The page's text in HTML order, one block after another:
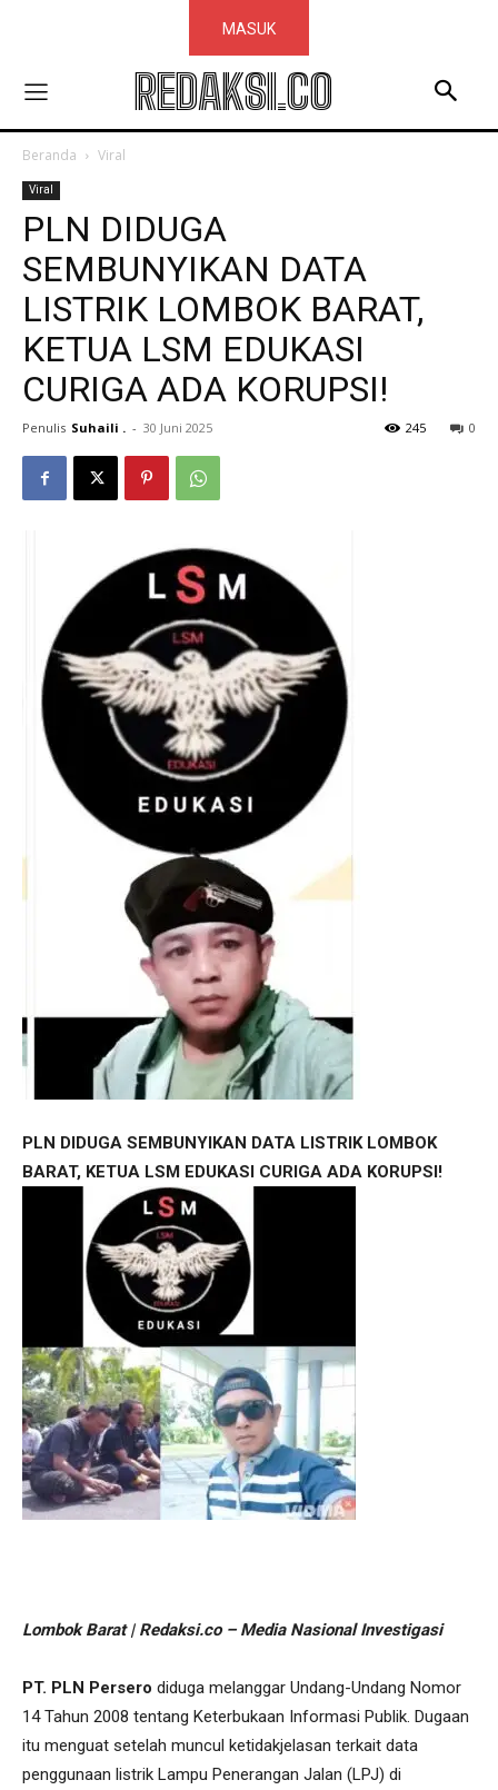
MASUK
REDAKSI.CO
Beranda Viral
Viral
PLN DIDUGA
SEMBUNYIKAN DATA
LISTRIK LOMBOK BARAT,
KETUA LSM EDUKASI
CURIGA ADA KORUPSI!
Penulis Suhaili . - 30 Juni 2025 0
245
PLN DIDUGA SEMBUNYIKAN DATA LISTRIK LOMBOK
BARAT, KETUA LSM EDUKASI CURIGA ADA KORUPSI!
Lombok Barat | Redaksi.co – Media Nasional Investigasi
PT. PLN Persero diduga melanggar Undang-Undang Nomor
14 Tahun 2008 tentang Keterbukaan Informasi Publik. Dugaan
itu menguat setelah muncul ketidakjelasan terkait data
penggunaan listrik Lampu Penerangan Jalan (LPJ) di